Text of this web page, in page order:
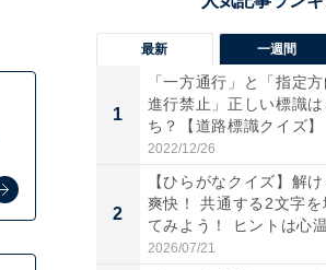
最新 一週間
1
「一方通行」と「指定
進行禁止」正しい標識は
ち？【道路標識クイズ】
2022/12/26
2
【ひらがなクイズ】解け
爽快！ 共通する2文字を
てみよう！ ヒントは心
2026/07/21